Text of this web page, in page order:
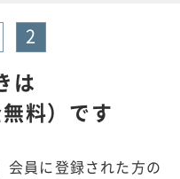
2
は
料）です
会員に登録された方の